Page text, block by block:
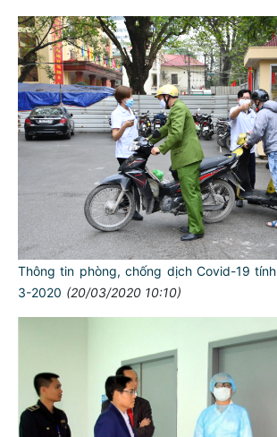
Thông tin phòng, chống dịch Covid-19
3-2020 (20/03/2020 10:10)